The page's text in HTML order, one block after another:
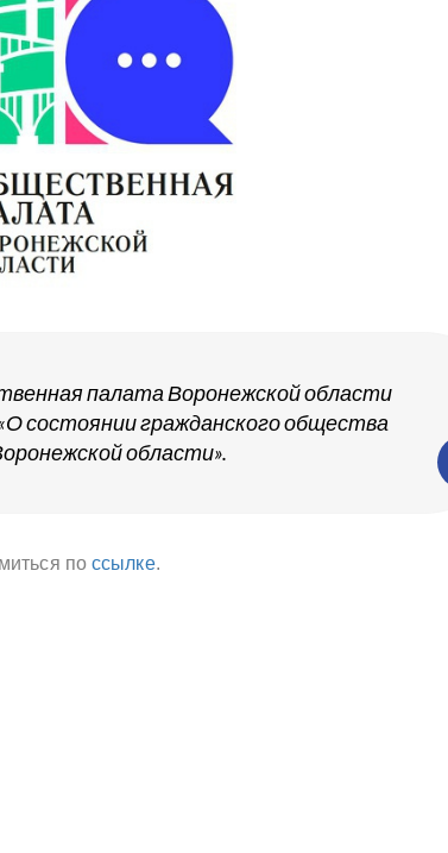
палата Воронежской области
состоянии гражданского общества
области».
поссылке.